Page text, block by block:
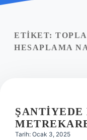
Yasal Uyarı
ETIKET:
HESAPLAMA
Tarih: Ocak 3, 2025